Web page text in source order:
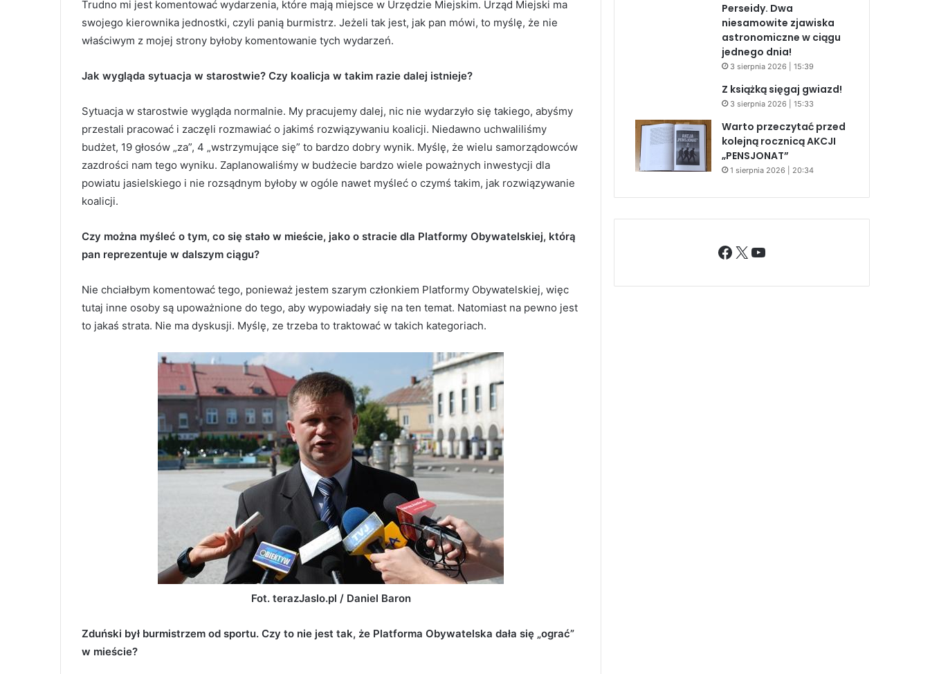
Trudno mi jest komentować wydarzenia, które mają miejsce w Urzędzie Miejskim. Urząd Miejski ma
swojego kierownika jednostki, czyli panią burmistrz. Jeżeli tak jest, jak pan mówi, to myślę, że nie
właściwym z mojej strony byłoby komentowanie tych wydarzeń.
Jak wygląda sytuacja w starostwie? Czy koalicja w takim razie dalej istnieje?
Sytuacja w starostwie wygląda normalnie. My pracujemy dalej, nic nie wydarzyło się takiego, abyśmy
przestali pracować i zaczęli rozmawiać o jakimś rozwiązywaniu koalicji. Niedawno uchwaliliśmy
budżet, 19 głosów „za”, 4 „wstrzymujące się” to bardzo dobry wynik. Myślę, że wielu samorządowców
zazdrości nam tego wyniku. Zaplanowaliśmy w budżecie bardzo wiele poważnych inwestycji dla
powiatu jasielskiego i nie rozsądnym byłoby w ogóle nawet myśleć o czymś takim, jak rozwiązywanie
koalicji.
Czy można myśleć o tym, co się stało w mieście, jako o stracie dla Platformy Obywatelskiej, którą
pan reprezentuje w dalszym ciągu?
Nie chciałbym komentować tego, ponieważ jestem szarym członkiem Platformy Obywatelskiej, więc
tutaj inne osoby są upoważnione do tego, aby wypowiadały się na ten temat. Natomiast na pewno jest
to jakaś strata. Nie ma dyskusji. Myślę, ze trzeba to traktować w takich kategoriach.
Fot. terazJaslo.pl / Daniel Baron
Zduński był burmistrzem od sportu. Czy to nie jest tak, że Platforma Obywatelska dała się „ograć”
w mieście?
Perseidy. Dwa
niesamowite zjawiska
astronomiczne w ciągu
jednego dnia!
3 sierpnia 2026 | 15:39
Z książką sięgaj gwiazd!
3 sierpnia 2026 | 15:33
Warto przeczytać przed
kolejną rocznicą AKCJI
„PENSJONAT”
1 sierpnia 2026 | 20:34
Facebook
X YouTube